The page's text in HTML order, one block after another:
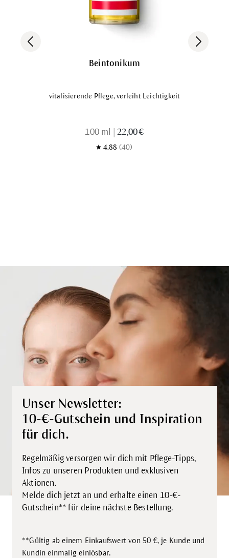
Beintonikum
vitalisierende Pflege, verleiht Leichtigkeit
100 ml 22,00 €
4.88 (40)
Unser Newsletter:
10-€-Gutschein und Inspiration
für dich.
Regelmäßig versorgen wir dich mit Pflege-Tipps,
Infos zu unseren Produkten und exklusiven
Aktionen.
Melde dich jetzt an und erhalte einen 10-€-
Gutschein** für deine nächste Bestellung.
**Gültig ab einem Einkaufswert von 50 €, je Kunde und
Kundin einmalig einlösbar.